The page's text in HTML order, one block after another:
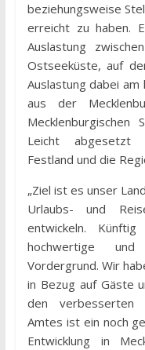
beziehungsweise
erreicht zu haben.
Auslastung
Ostseeküste, auf
Auslastung dabei
aus der
Leicht abgesetzt
Festland und die
„Ziel ist es unser
Urlaubs- und
entwickeln.
hochwertige
Vordergrund. Wir
in Bezug auf Gäste
den verbesserten
Amtes ist ein noch
Entwicklung in